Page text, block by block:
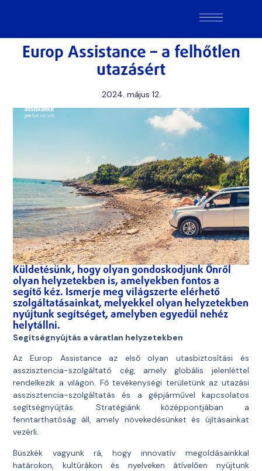
Europ Assistance – a felhőtlen
utazásért
2024. május 12.
Küldetésünk, hogy olyan gondoskodjunk Önről
olyan helyzetekben is, amelyekben fontos a
segítő kéz. Ismerje meg világszerte elérhető
szolgáltatásainkat, melyekkel olyan helyzetekben
nyújtunk segítséget, amelyben egyedül nehéz
helytállni.
Segítségnyújtás a váratlan helyzetekben
Az Europ Assistance az első olyan utasbiztosítási és
asszisztencia-szolgáltató cég, amely globális jelenléttel
rendelkezik a világon. Fő tevékenységi területünk az utazási
asszisztencia-szolgáltatás és a gépjárművel kapcsolatos
segítségnyújtás. Stratégiánk középpontjában a
fenntarthatóság áll, amely növekedésünket és újításainkat
vezérli.
Büszkék vagyunk rá, hogy innovatív megoldásainkkal
határokon, kultúrákon és nyelveken átívelően nyújtunk